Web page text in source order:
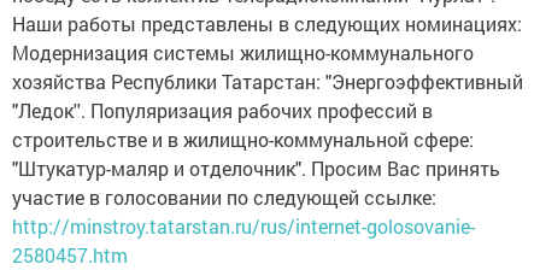
Наши работы представлены в следующих номинациях:
Модернизация системы жилищно-коммунального
хозяйства Республики Татарстан: "Энергоэффективный
"Ледок''. Популяризация рабочих профессий в
строительстве и в жилищно-коммунальной сфере:
"Штукатур-маляр и отделочник". Просим Вас принять
участие в голосовании по следующей ссылке:
http://minstroy.tatarstan.ru/rus/internet-golosovanie-
2580457.htm